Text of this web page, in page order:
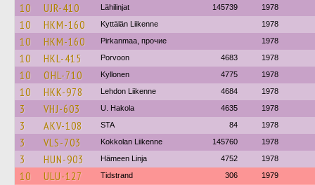
10 UJR-410 Lähilinjat 145739 1978
10 HKM-160 Kyttälän Liikenne 1978
10 HKM-160 Pirkanmaa, прочие 1978
10 HKL-415 Porvoon 4683 1978
10 OHL-710 Kyllonen 4775 1978
10 HKK-978 Lehdon Liikenne 4684 1978
3 VHJ-603 U. Hakola 4635 1978
3 AKV-108 STA 84 1978
3 VLS-703 Kokkolan Liikenne 145760 1978
3 HUN-903 Hämeen Linja 4752 1978
10 ULU-127 Tidstrand 306 1979